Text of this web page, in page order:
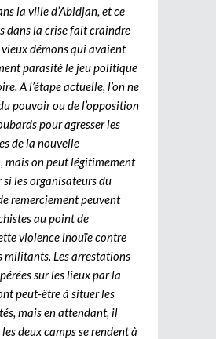
la ville d’Abidjan, et ce
dans la crise fait craindre
démons qui avaient
parasité le jeu politique
A l’étape actuelle, l’on ne
pouvoir ou de l’opposition
pour agresser les
de la nouvelle
mais on peut légitimement
si les organisateurs du
remerciement peuvent
au point de
violence inouïe contre
militants. Les arrestations
sur les lieux par la
peut-être à situer les
mais en attendant, il
deux camps se rendent à